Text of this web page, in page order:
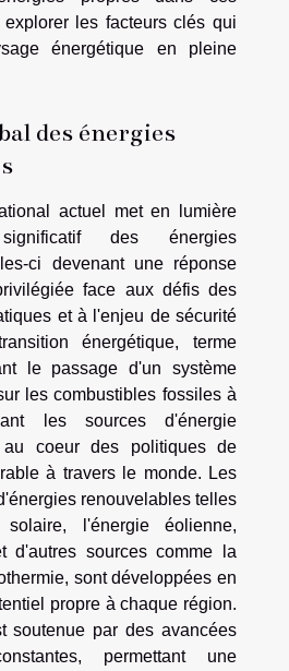
les facteurs clés qui
énergétique en pleine
des énergies
actuel met en lumière
significatif des énergies
ci devenant une réponse
face aux défis des
et à l'enjeu de sécurité
énergétique, terme
le passage d'un système
les combustibles fossiles à
les sources d'énergie
au coeur des politiques de
à travers le monde. Les
renouvelables telles
l'énergie éolienne,
d'autres sources comme la
sont développées en
propre à chaque région.
soutenue par des avancées
permettant une